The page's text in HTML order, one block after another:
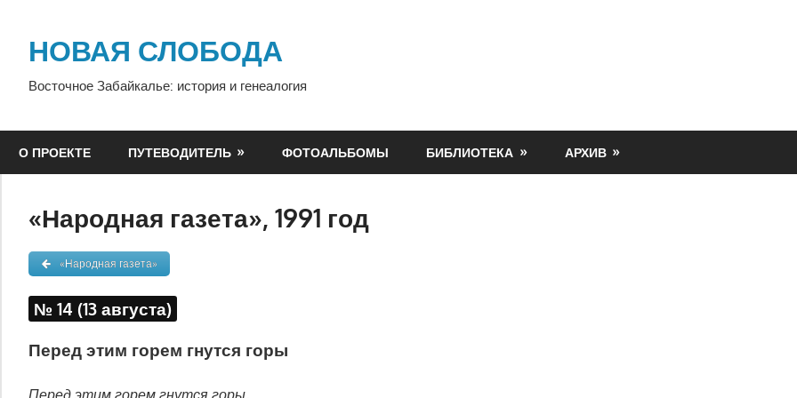
содержимому
НОВАЯ СЛОБОДА
Восточное Забайкалье: история и генеалогия
О ПРОЕКТЕ ПУТЕВОДИТЕЛЬ ФОТОАЛЬБОМЫ БИБЛИОТЕКА АРХИВ
«Народная газета», 1991 год
«Народная газета»
№ 14 (13 августа)
Перед этим горем гнутся горы